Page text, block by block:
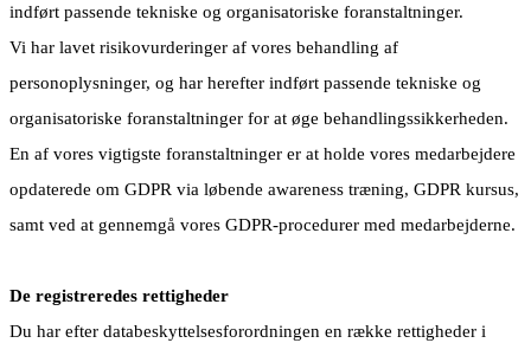
indført passende tekniske og organisatoriske foranstaltninger.
Vi har lavet risikovurderinger af vores behandling af
personoplysninger, og har herefter indført passende tekniske og
organisatoriske foranstaltninger for at øge behandlingssikkerheden.
En af vores vigtigste foranstaltninger er at holde vores medarbejdere
opdaterede om GDPR via løbende awareness træning, GDPR kursus,
samt ved at gennemgå vores GDPR-procedurer med medarbejderne.
De registreredes rettigheder
Du har efter databeskyttelsesforordningen en række rettigheder i